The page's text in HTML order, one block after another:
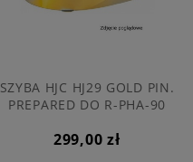
SZYBA HJC HJ29 GOLD PIN.
PREPARED DO R-PHA-90
299,00 zł